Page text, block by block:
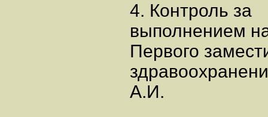
4. Контроль за
выполнением
Первого
А.И.